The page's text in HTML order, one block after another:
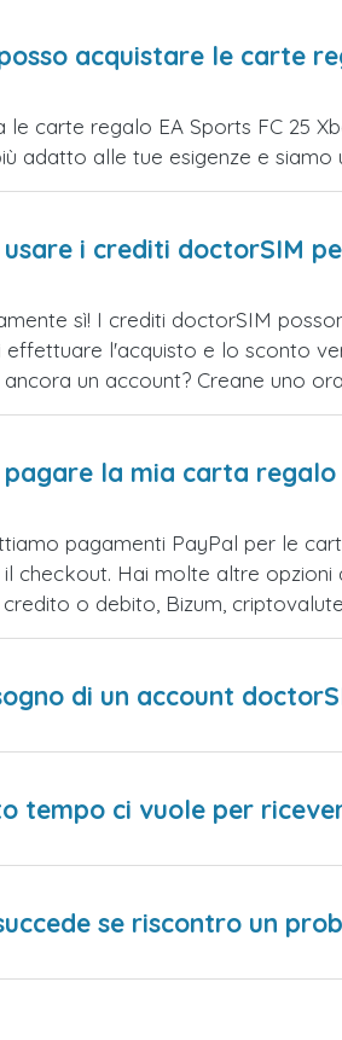
acquistare le carte
le carte regalo EA Sports FC 25
adatto alle tue esigenze e
usare i crediti doctorSIM
sì! I crediti doctorSIM
effettuare l'acquisto e lo sconto
ancora un account? Creane uno
pagare la mia carta regalo
pagamenti PayPal per le
checkout. Hai molte altre
o debito, Bizum,
di un account
tempo ci vuole per
se riscontro un